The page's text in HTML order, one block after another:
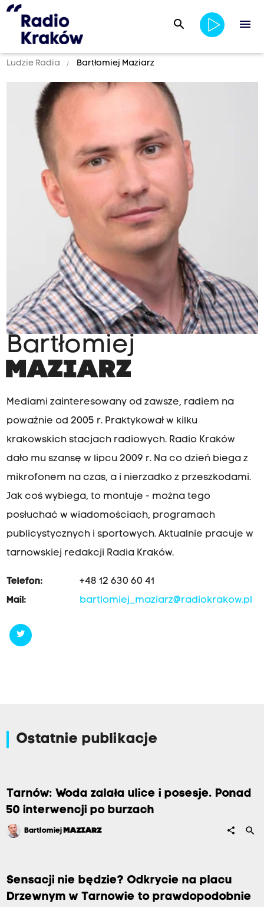
search menu
Ludzie Radia Bartłomiej Maziarz
Bartłomiej
MAZIARZ
Mediami zainteresowany od zawsze, radiem na
poważnie od 2005 r. Praktykował w kilku
krakowskich stacjach radiowych. Radio Kraków
dało mu szansę w lipcu 2009 r. Na co dzień biega z
mikrofonem na czas, a i nierzadko z przeszkodami.
Jak coś wybiega, to montuje - można tego
posłuchać w wiadomościach, programach
publicystycznych i sportowych. Aktualnie pracuje w
tarnowskiej redakcji Radia Kraków.
Telefon:
+48 12 630 60 41
Mail:
bartlomiej_maziarz@radiokrakow.pl
Ostatnie publikacje
Tarnów: Woda zalała ulice i posesje. Ponad
50 interwencji po burzach
Bartłomiej MAZIARZ share search
Sensacji nie będzie? Odkrycie na placu
Drzewnym w Tarnowie to prawdopodobnie